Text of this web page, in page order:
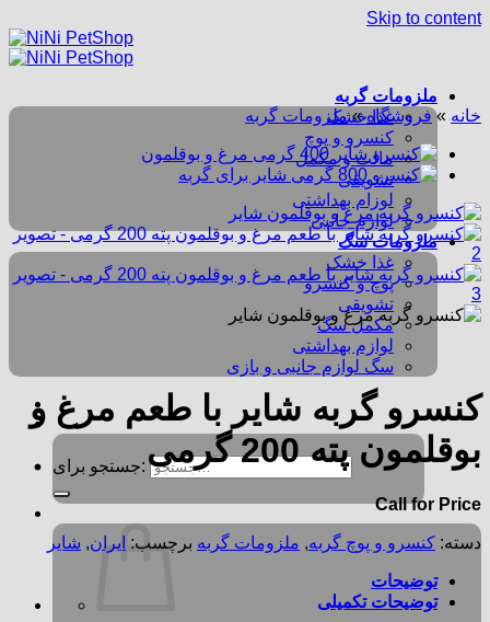
Skip to content
ملزومات گربه
غذا خشک
کنسرو و پوچ
مالت و مکمل
تشویقی
لوزام بهداشتی
لوازم جانبی
ملزومات سگ
غذا خشک
پوچ و کنسرو
تشویقی
مکمل سگ
لوازم بهداشتی
سگ لوازم جانبی و بازی
جستجو برای:
خانه » فروشگاه » ملزومات گربه
کنسرو گربه شایر با طعم مرغ و
بوقلمون پته 200 گرمی
Call for Price
دسته: کنسرو و پوچ گربه, ملزومات گربه برچسب: ایران, شایر
توضیحات
توضیحات تکمیلی